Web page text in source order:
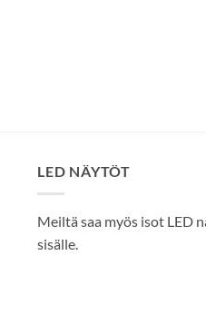
LED NÄYTÖT
Meiltä saa myös isot LED
sisälle.